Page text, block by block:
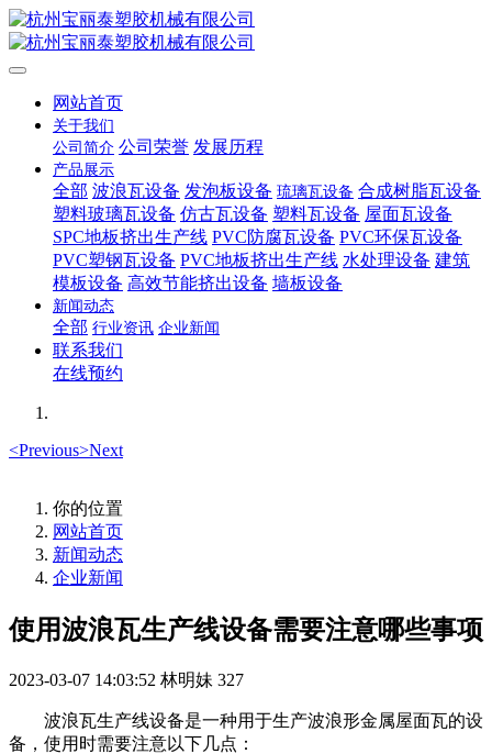
网站首页
关于我们
公司简介 公司荣誉 发展历程
产品展示
全部 波浪瓦设备 发泡板设备 琉璃瓦设备 合成树脂瓦设备
塑料玻璃瓦设备 仿古瓦设备 塑料瓦设备 屋面瓦设备
SPC地板挤出生产线 PVC防腐瓦设备 PVC环保瓦设备
PVC塑钢瓦设备 PVC地板挤出生产线 水处理设备 建筑
模板设备 高效节能挤出设备 墙板设备
新闻动态
全部 行业资讯 企业新闻
联系我们
在线预约
<Previous>Next
你的位置
网站首页
新闻动态
企业新闻
使用波浪瓦生产线设备需要注意哪些事项
2023-03-07 14:03:52 林明妹 327
波浪瓦生产线设备是一种用于生产波浪形金属屋面瓦的设
备，使用时需要注意以下几点：